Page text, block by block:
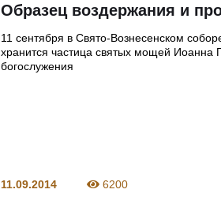
Образец воздержания и
11 сентября в Свято-Вознесенском
хранится частица святых мощей Иоанна
богослужения
11.09.2014 6200